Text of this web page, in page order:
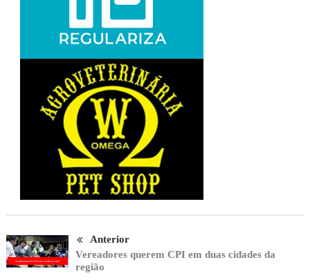
Anterior
Vereadores querem CPI em duas cidades da
região